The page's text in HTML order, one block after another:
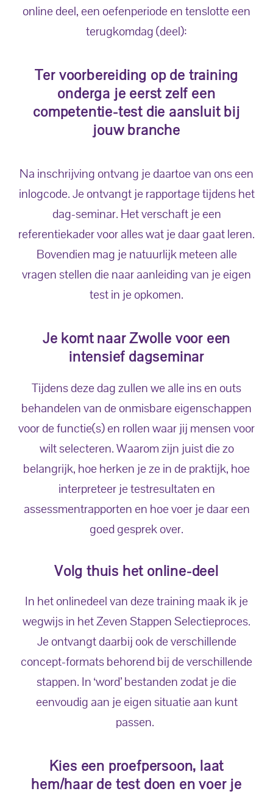
online deel, een oefenperiode en tenslotte een
terugkomdag (deel):
Ter voorbereiding op de training
onderga je eerst zelf een
competentie-test die aansluit bij
jouw branche
Na inschrijving ontvang je daartoe van ons een
inlogcode. Je ontvangt je rapportage tijdens het
dag-seminar. Het verschaft je een
referentiekader voor alles wat je daar gaat leren.
Bovendien mag je natuurlijk meteen alle
vragen stellen die naar aanleiding van je eigen
test in je opkomen.
Je komt naar Zwolle voor een
intensief dagseminar
Tijdens deze dag zullen we alle ins en outs
behandelen van de onmisbare eigenschappen
voor de functie(s) en rollen waar jij mensen voor
wilt selecteren. Waarom zijn juist die zo
belangrijk, hoe herken je ze in de praktijk, hoe
interpreteer je testresultaten en
assessmentrapporten en hoe voer je daar een
goed gesprek over.
Volg thuis het online-deel
In het onlinedeel van deze training maak ik je
wegwijs in het Zeven Stappen Selectieproces.
Je ontvangt daarbij ook de verschillende
concept-formats behorend bij de verschillende
stappen. In ‘word’ bestanden zodat je die
eenvoudig aan je eigen situatie aan kunt
passen.
Kies een proefpersoon, laat
hem/haar de test doen en voer je